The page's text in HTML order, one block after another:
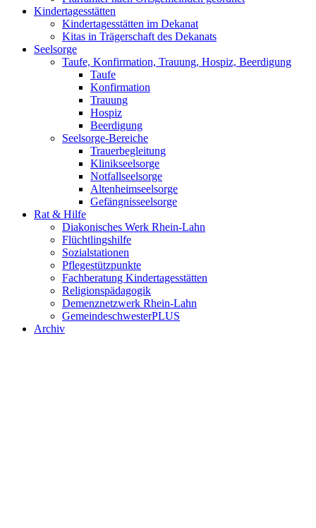
Kindertagesstätten
Kindertagesstätten im Dekanat
Kitas in Trägerschaft des Dekanats
Seelsorge
Taufe, Konfirmation, Trauung, Hospiz, Beerdigung
Taufe
Konfirmation
Trauung
Hospiz
Beerdigung
Seelsorge-Bereiche
Trauerbegleitung
Klinikseelsorge
Notfallseelsorge
Altenheimseelsorge
Gefängnisseelsorge
Rat & Hilfe
Diakonisches Werk Rhein-Lahn
Flüchtlingshilfe
Sozialstationen
Pflegestützpunkte
Fachberatung Kindertagesstätten
Religionspädagogik
Demenznetzwerk Rhein-Lahn
GemeindeschwesterPLUS
Archiv